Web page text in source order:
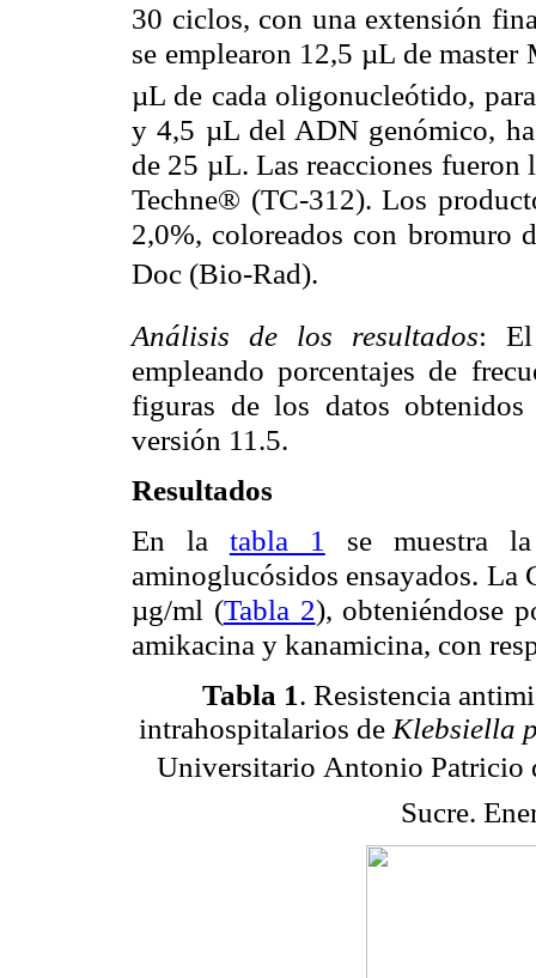
30 ciclos, con una extensión
se emplearon 12,5 µL de
µL de cada oligonucleótido,
y 4,5 µL del ADN genómico,
de 25 µL. Las reacciones fueron
Techne® (TC-312). Los
2,0%, coloreados con bromuro
Doc (Bio-Rad).
Análisis de los resultados: El
empleando porcentajes de
figuras de los datos obtenidos
versión 11.5.
Resultados
En la tabla 1
se muestra
aminoglucósidos ensayados. La
µg/ml (Tabla 2), obteniéndose
amikacina y kanamicina, con
Tabla 1. Resistencia
intrahospitalarios de Klebsiella
Universitario Antonio Patricio
Sucre.